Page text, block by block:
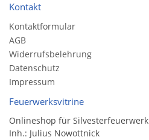
Kontakt
Kontaktformular
AGB
Widerrufsbelehrung
Datenschutz
Impressum
Feuerwerksvitrine
Onlineshop für Silvesterfeuerwerk
Inh.: Julius Nowottnick